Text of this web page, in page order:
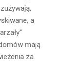
a
mają
za